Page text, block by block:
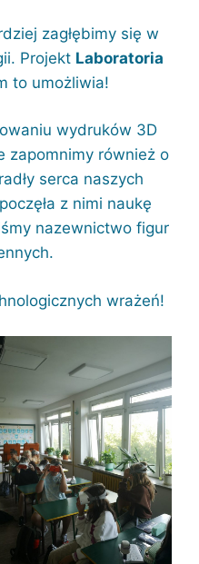
zagłębimy się w
Projekt Laboratoria
to umożliwia!
wydruków 3D
zapomnimy również o
serca naszych
z nimi naukę
nazewnictwo figur
wrażeń!